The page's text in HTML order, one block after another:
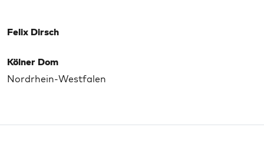
Felix Dirsch
Kölner Dom
Nordrhein-Westfalen